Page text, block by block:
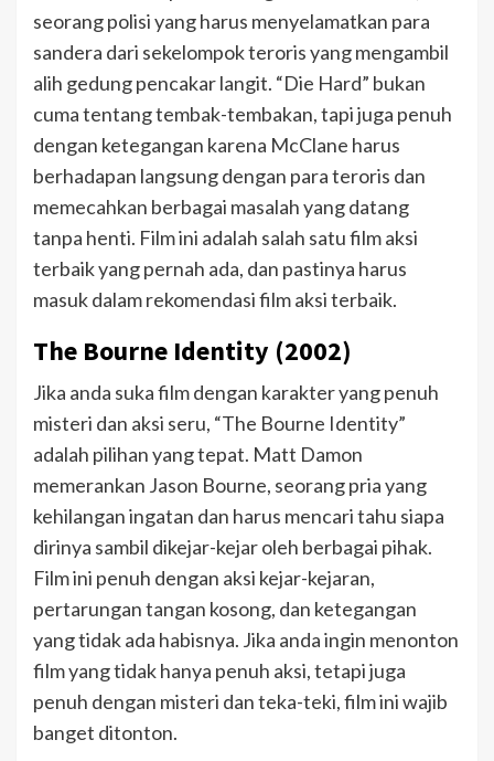
seorang polisi yang harus menyelamatkan para
sandera dari sekelompok teroris yang mengambil
alih gedung pencakar langit. “Die Hard” bukan
cuma tentang tembak-tembakan, tapi juga penuh
dengan ketegangan karena McClane harus
berhadapan langsung dengan para teroris dan
memecahkan berbagai masalah yang datang
tanpa henti. Film ini adalah salah satu film aksi
terbaik yang pernah ada, dan pastinya harus
masuk dalam rekomendasi film aksi terbaik.
The Bourne Identity (2002)
Jika anda suka film dengan karakter yang penuh
misteri dan aksi seru, “The Bourne Identity”
adalah pilihan yang tepat. Matt Damon
memerankan Jason Bourne, seorang pria yang
kehilangan ingatan dan harus mencari tahu siapa
dirinya sambil dikejar-kejar oleh berbagai pihak.
Film ini penuh dengan aksi kejar-kejaran,
pertarungan tangan kosong, dan ketegangan
yang tidak ada habisnya. Jika anda ingin menonton
film yang tidak hanya penuh aksi, tetapi juga
penuh dengan misteri dan teka-teki, film ini wajib
banget ditonton.